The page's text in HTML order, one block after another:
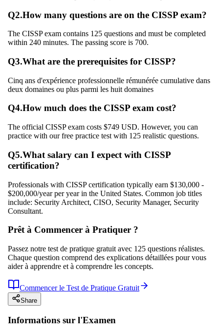
Q2.How many questions are on the CISSP exam?
The CISSP exam contains 125 questions and must be completed
within 240 minutes. The passing score is 700.
Q3.What are the prerequisites for CISSP?
Cinq ans d'expérience professionnelle rémunérée cumulative dans
deux domaines ou plus parmi les huit domaines
Q4.How much does the CISSP exam cost?
The official CISSP exam costs $749 USD. However, you can
practice with our free practice test with 125 realistic questions.
Q5.What salary can I expect with CISSP
certification?
Professionals with CISSP certification typically earn $130,000 -
$200,000/year per year in the United States. Common job titles
include: Security Architect, CISO, Security Manager, Security
Consultant.
Prêt à Commencer à Pratiquer ?
Passez notre test de pratique gratuit avec 125 questions réalistes.
Chaque question comprend des explications détaillées pour vous
aider à apprendre et à comprendre les concepts.
Commencer le Test de Pratique Gratuit
Share
Informations sur l'Examen